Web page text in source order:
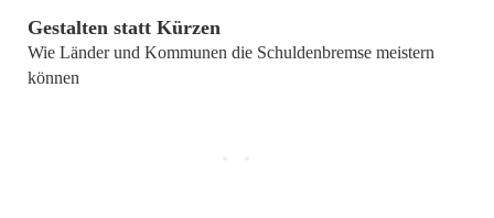
Gestalten statt Kürzen
Wie Länder und Kommunen die Schuldenbremse meistern
können